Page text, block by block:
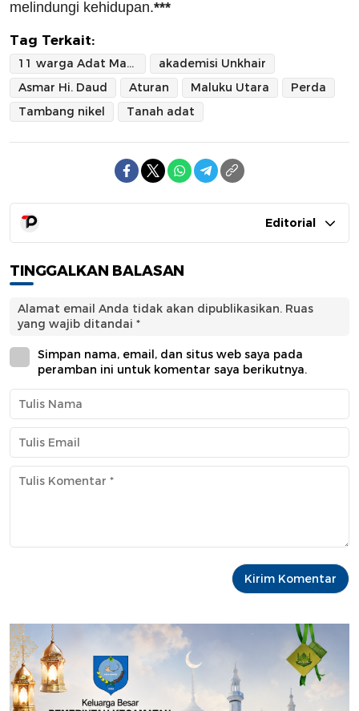
melindungi kehidupan.***
Tag Terkait:
11 warga Adat Maba Sangaji
akademisi Unkhair
Asmar Hi. Daud
Aturan Maluku Utara
Perda
Tambang nikel
Tanah adat
Editorial
TINGGALKAN BALASAN
Alamat email Anda tidak akan dipublikasikan. Ruas
yang wajib ditandai *
Simpan nama, email, dan situs web saya pada
peramban ini untuk komentar saya berikutnya.